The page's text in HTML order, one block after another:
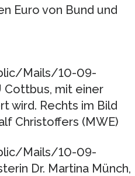
Euro von Bund und
Mails/10-09-
Cottbus, mit einer
wird. Rechts im Bild
Christoffers (MWE)
Mails/10-09-
Dr. Martina Münch,